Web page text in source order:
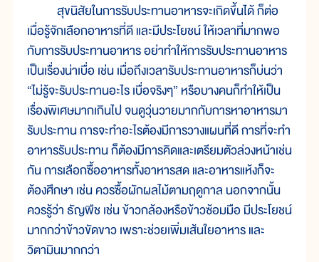
สุขนิสัยในการรับประทานอาหารจะเกิดขึ้นได้ ก็ต่อ
เมื่อรู้จักเลือกอาหารที่ดี และมีประโยชน์ ให้เวลาที่มากพอ
กับการรับประทานอาหาร อย่าทำให้การรับประทานอาหาร
เป็นเรื่องน่าเบื่อ เช่น เมื่อถึงเวลารับประทานอาหารก็บ่นว่า
“ไม่รู้จะรับประทานอะไร เบื่อจริงๆ” หรือบางคนก็ทำให้เป็น
เรื่องพิเศษมากเกินไป จนดูวุ่นวายมากกับการหาอาหารมา
รับประทาน การจะทำอะไรต้องมีการวางแผนที่ดี การที่จะทำ
อาหารรับประทาน ก็ต้องมีการคิดและเตรียมตัวล่วงหน้าเช่น
กัน การเลือกซื้ออาหารทั้งอาหารสด และอาหารแห้งก็จะ
ต้องศึกษา เช่น ควรซื้อผักผลไม้ตามฤดูกาล นอกจากนั้น
ควรรู้ว่า ธัญพืช เช่น ข้าวกล้องหรือข้าวซ้อมมือ มีประโยชน์
มากกว่าข้าวขัดขาว เพราะช่วยเพิ่มเส้นใยอาหาร และ
วิตามินมากกว่า